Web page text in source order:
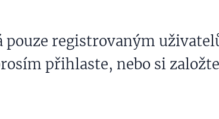
pouze registrovaným
přihlaste, nebo si